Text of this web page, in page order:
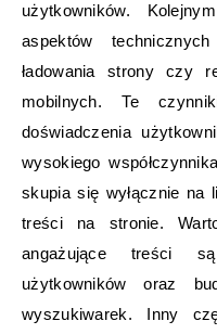
użytkowników.
aspektów
ładowania strony czy
mobilnych. Te
doświadczenia
wysokiego
skupia się wyłącznie na
treści na stronie.
angażujące treści
użytkowników oraz
wyszukiwarek. Inny